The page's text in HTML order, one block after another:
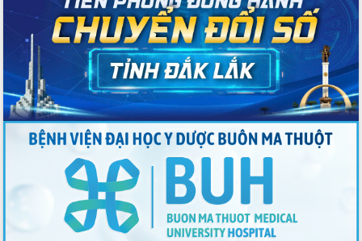
Bầu cử Quốc hội và HĐND: Cử tri Đắk
Lắk gửi gắm niềm tin, kỳ vọng vào lá
phiếu
Đắk Lắk sẵn sàng các điều kiện cho
Ngày hội bầu cử đại biểu Quốc hội
khóa XVI và HĐND các cấp nhiệm kỳ
2026-2031
Đảm bảo cuộc bầu cử đại biểu Quốc
hội và đại biểu HĐND các cấp diễn ra
an toàn, hiệu quả, đúng quy định
Thủ tướng Chính phủ Phạm Minh Chính
kiểm tra, chỉ đạo hoàn thành các dự
án cao tốc và thăm khu tái định cư tại
Đắk Lắk